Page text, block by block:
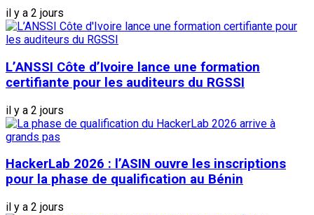
il y a 2 jours
L’ANSSI Côte d’Ivoire lance une formation
certifiante pour les auditeurs du RGSSI
il y a 2 jours
HackerLab 2026 : l’ASIN ouvre les inscriptions
pour la phase de qualification au Bénin
il y a 2 jours